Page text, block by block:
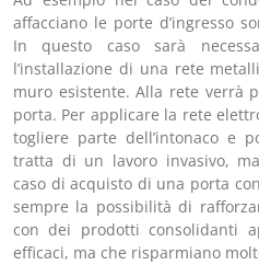
affacciano le porte d’ingresso
In questo caso sarà
l’installazione di una rete
muro esistente. Alla rete verrà
porta. Per applicare la rete
togliere parte dell’intonaco e
tratta di un lavoro invasivo,
caso di acquisto di una porta
sempre la possibilità di
con dei prodotti consolidanti
efficaci, ma che risparmiano